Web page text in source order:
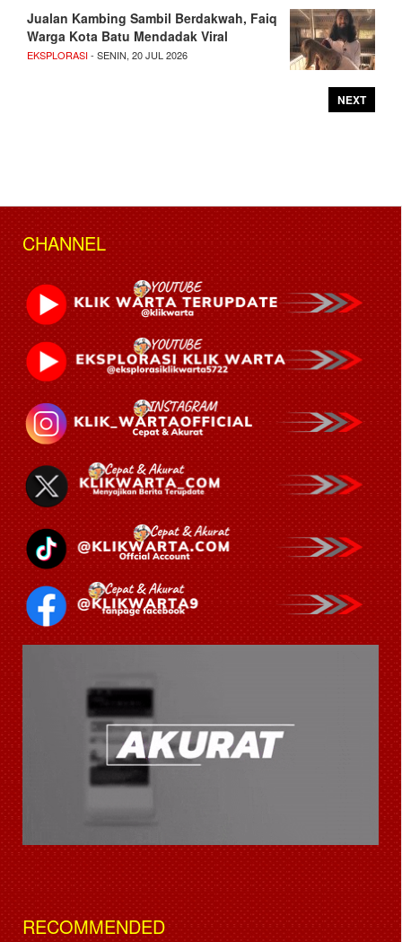
Jualan Kambing Sambil Berdakwah, Faiq
Warga Kota Batu Mendadak Viral
EKSPLORASI- SENIN, 20 JUL 2026
NEXT
CHANNEL
RECOMMENDED